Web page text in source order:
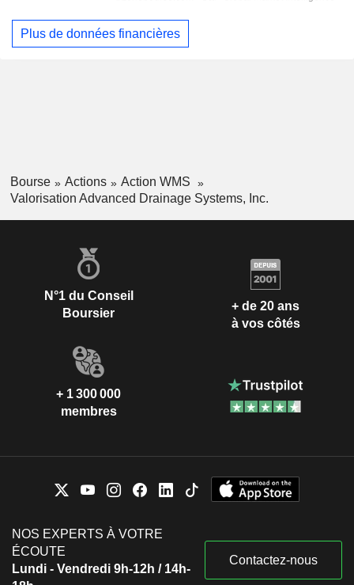
Plus de données financières
Bourse Actions
Action WMS
Valorisation Advanced Drainage Systems, Inc.
N°1 du Conseil
Boursier
+ de 20 ans
à vos côtés
+ 1 300 000
membres
NOS EXPERTS À VOTRE
ÉCOUTE
Lundi - Vendredi 9h-12h / 14h-
Contactez-nous